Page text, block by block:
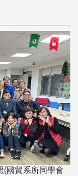
國貿系所同學會